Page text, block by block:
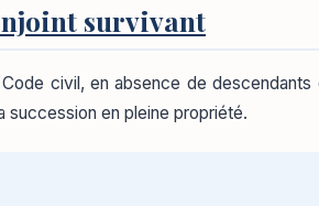
survivant
civil, en absence de
succession en pleine propriété.